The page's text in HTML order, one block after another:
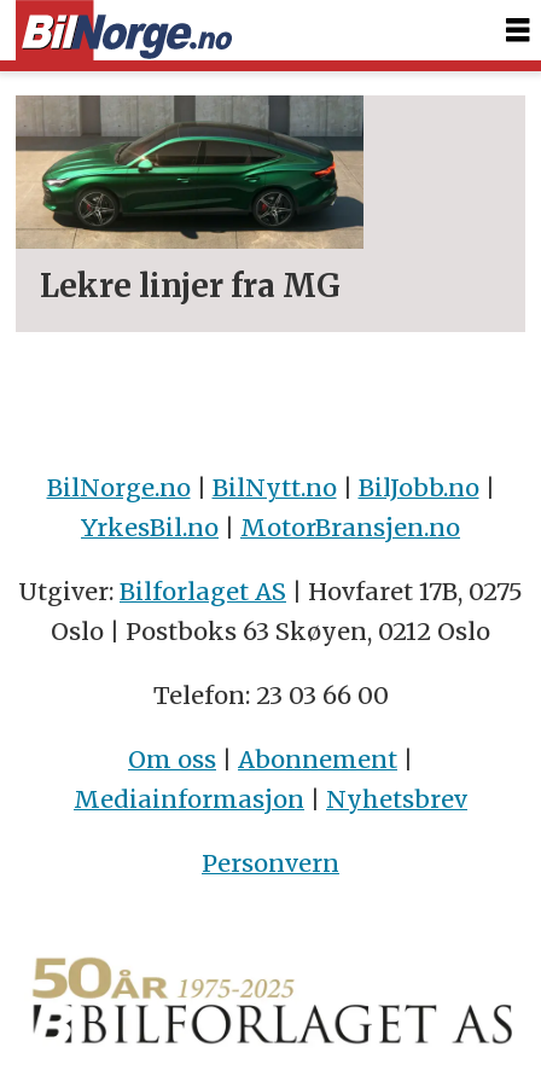
Tag:
mg7
Lekre linjer fra MG
BilNorge.no| BilNytt.no| BilJobb.no|
YrkesBil.no | MotorBransjen.no
Utgiver: Bilforlaget AS | Hovfaret 17B, 0275
Oslo | Postboks 63 Skøyen, 0212 Oslo
Telefon: 23 03 66 00
Om oss | Abonnement |
Mediainformasjon | Nyhetsbrev
Personvern